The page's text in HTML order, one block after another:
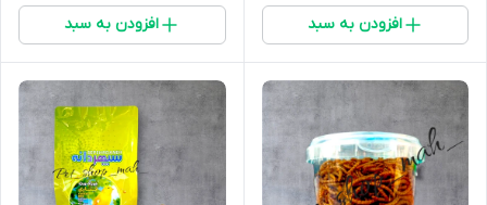
افزودن به سبد افزودن به سبد